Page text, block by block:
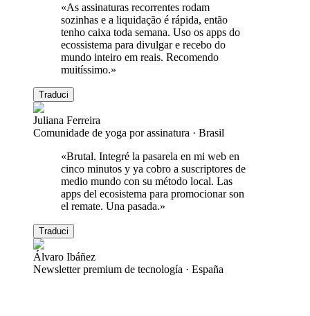
«As assinaturas recorrentes rodam
sozinhas e a liquidação é rápida, então
tenho caixa toda semana. Uso os apps do
ecossistema para divulgar e recebo do
mundo inteiro em reais. Recomendo
muitíssimo.»
Traduci
Juliana Ferreira
Comunidade de yoga por assinatura · Brasil
«Brutal. Integré la pasarela en mi web en
cinco minutos y ya cobro a suscriptores de
medio mundo con su método local. Las
apps del ecosistema para promocionar son
el remate. Una pasada.»
Traduci
Álvaro Ibáñez
Newsletter premium de tecnología · España